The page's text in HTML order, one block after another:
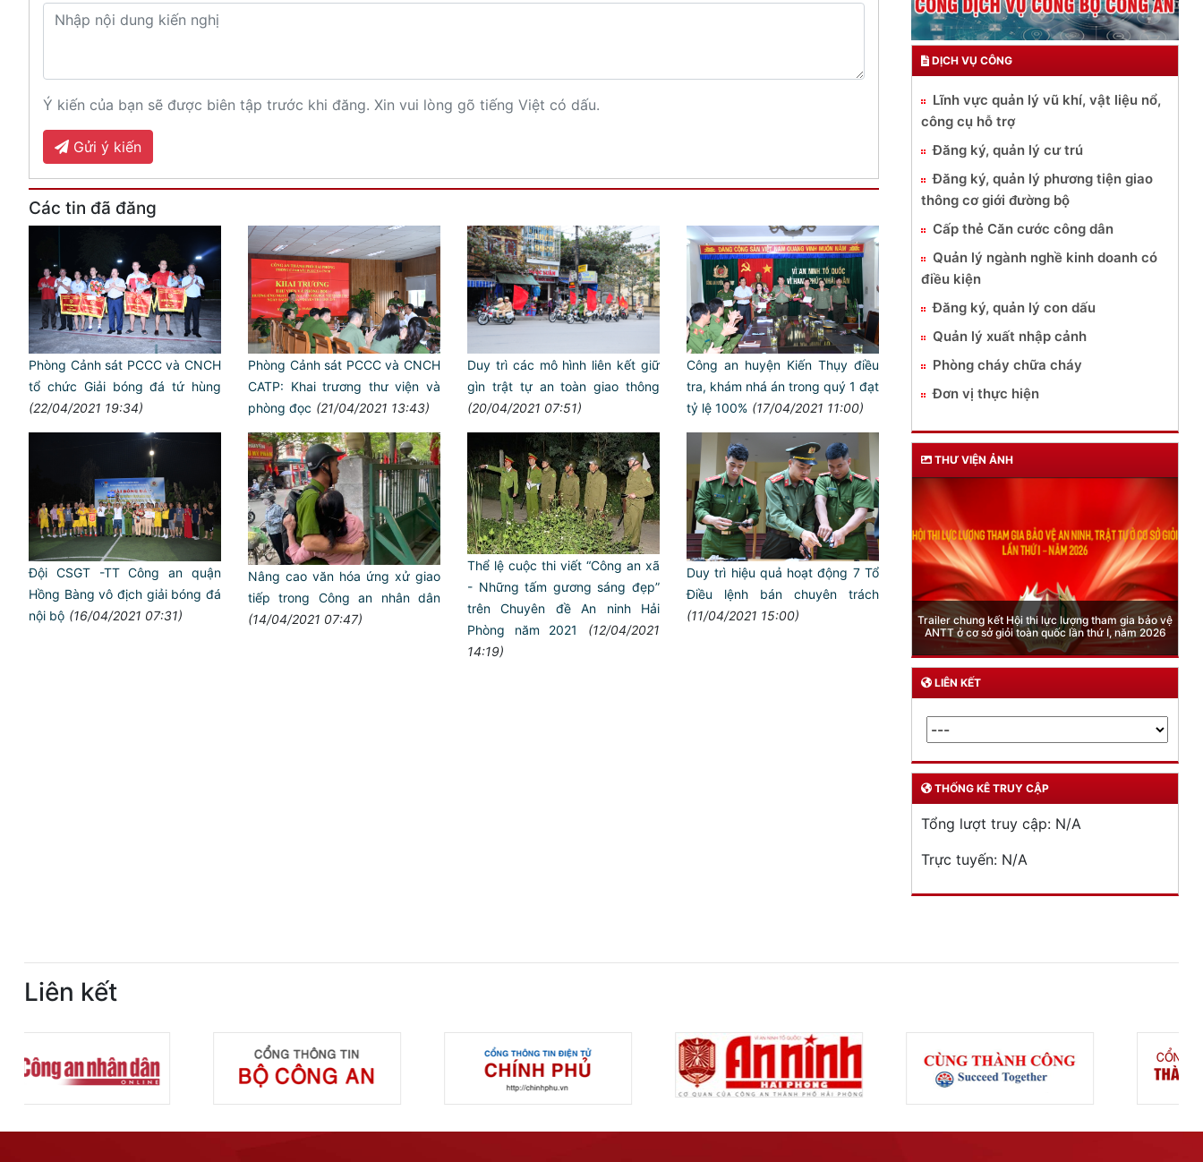
Ý kiến của bạn sẽ được biên tập trước khi đăng. Xin vui lòng gõ tiếng Việt có dấu.
Gửi ý kiến
Các tin đã đăng
Phòng Cảnh sát PCCC và CNCH
tổ chức Giải bóng đá tứ hùng
(22/04/2021 19:34)
Phòng Cảnh sát PCCC và CNCH
CATP: Khai trương thư viện và
phòng đọc (21/04/2021 13:43)
Duy trì các mô hình liên kết giữ
gìn trật tự an toàn giao thông
(20/04/2021 07:51)
Công an huyện Kiến Thụy điều
tra, khám nhá án trong quý 1 đạt
tỷ lệ 100% (17/04/2021 11:00)
Đội CSGT -TT Công an quận
Hồng Bàng vô địch giải bóng đá
nội bộ (16/04/2021 07:31)
Nâng cao văn hóa ứng xử giao
tiếp trong Công an nhân dân
(14/04/2021 07:47)
Thể lệ cuộc thi viết “Công an xã
- Những tấm gương sáng đẹp”
trên Chuyên đề An ninh Hải
Phòng năm 2021
(12/04/2021
14:19)
Duy trì hiệu quả hoạt động 7 Tổ
Điều lệnh bán chuyên trách
(11/04/2021 15:00)
DỊCH VỤ CÔNG
Lĩnh vực quản lý vũ khí, vật liệu nổ,
công cụ hỗ trợ
Đăng ký, quản lý cư trú
Đăng ký, quản lý phương tiện giao
thông cơ giới đường bộ
Cấp thẻ Căn cước công dân
Quản lý ngành nghề kinh doanh có
điều kiện
Đăng ký, quản lý con dấu
Quản lý xuất nhập cảnh
Phòng cháy chữa cháy
Đơn vị thực hiện
THƯ VIỆN ẢNH
Phòng Quản lý xuất nhập cảnh: Hướng dẫn những
quy định mới trong lĩnh vực xuất cảnh, nhập cảnh
của công dân việt nam từ ngày 01/7/2026
LIÊN KẾT
THỐNG KÊ TRUY CẬP
Tổng lượt truy cập: N/A
Trực tuyến: N/A
Liên kết